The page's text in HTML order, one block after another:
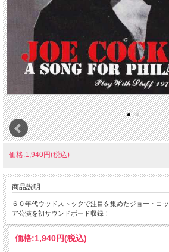
価格:1,940円(税込)
商品説明
６０年代ウッドストックで注目を集めたジョー・コ
ア公演を初サウンドボード収録！
価格:1,940円(税込)